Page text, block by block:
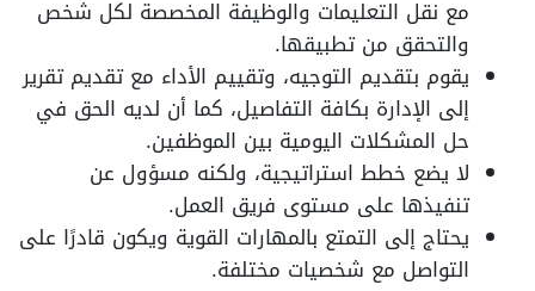
مع نقل التعليمات والوظيفة المخصصة لكل شخص
والتحقق من تطبيقها.
يقوم بتقديم التوجيه، وتقييم الأداء مع تقديم تقرير
إلى الإدارة بكافة التفاصيل، كما أن لديه الحق في
حل المشكلات اليومية بين الموظفين.
لا يضع خطط استراتيجية، ولكنه مسؤول عن
تنفيذها على مستوى فريق العمل.
يحتاج إلى التمتع بالمهارات القوية ويكون قادرًا على
التواصل مع شخصيات مختلفة.